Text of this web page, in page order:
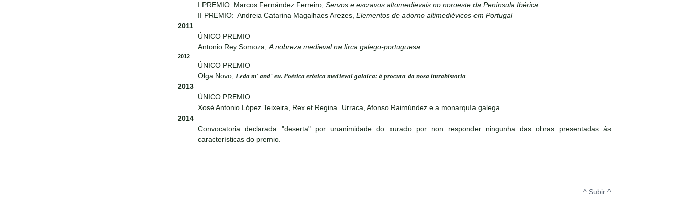
I PREMIO: Marcos Fernández Ferreiro, Servos e escravos altomedievais no noroeste da Península Ibérica
II PREMIO: Andreia Catarina Magalhaes Arezes, Elementos de adorno altimediévicos em Portugal
2011
ÚNICO PREMIO
Antonio Rey Somoza, A nobreza medieval na lírca galego-portuguesa
2012
ÚNICO PREMIO
Olga Novo, Leda m´ and´ eu. Poética erótica medieval galaica: á procura da nosa intrahistoria
2013
ÚNICO PREMIO
Xosé Antonio López Teixeira, Rex et Regina. Urraca, Afonso Raimúndez e a monarquía galega
2014
Convocatoria declarada "deserta" por unanimidade do xurado por non responder ningunha das obras presentadas ás
características do premio.
^ Subir ^